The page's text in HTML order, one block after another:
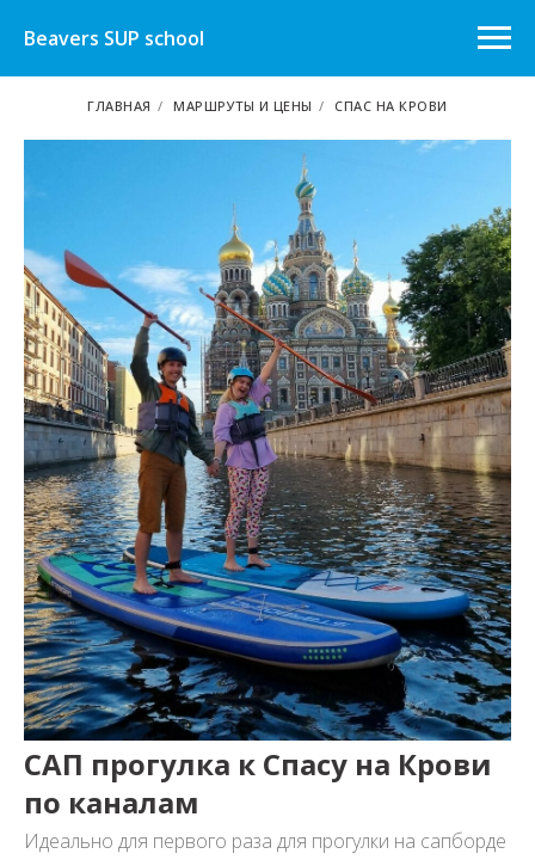
Beavers SUP school
ГЛАВНАЯ / МАРШРУТЫ И ЦЕНЫ / СПАС НА КРОВИ
САП прогулка к Спасу на Крови
по каналам
Идеально для первого раза для прогулки на сапборде